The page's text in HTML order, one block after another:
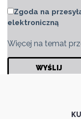
Zgoda na
elektroniczną
Więcej na temat